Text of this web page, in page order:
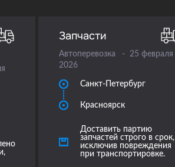
Запчасти
Автоперевозка
25 февраля
2026
Санкт-Петербург
Красноярск
Доставить партию
запчастей строго в срок,
исключив повреждения
при транспортировке.